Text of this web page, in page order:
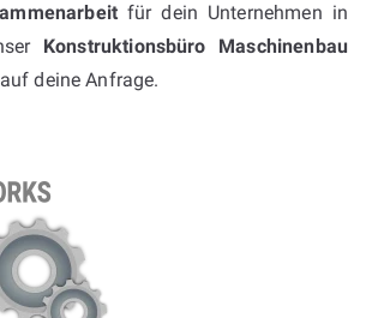
für dein Unternehmen in
Konstruktionsbüro Maschinenbau
deine Anfrage.